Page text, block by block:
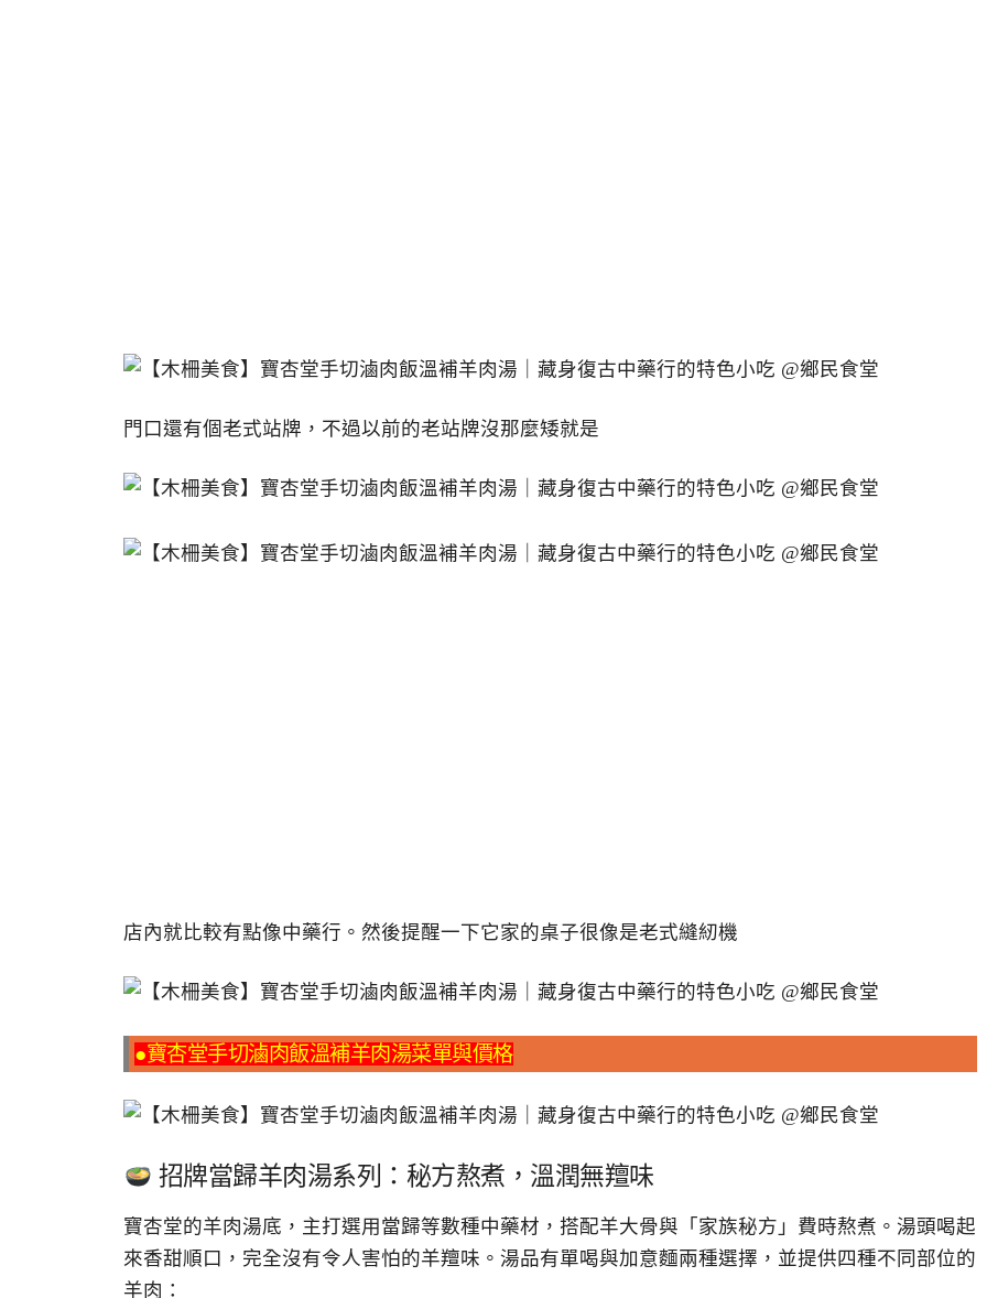
門口還有個老式站牌，不過以前的老站牌沒那麼矮就是
店內就比較有點像中藥行。然後提醒一下它家的桌子很像是老式縫紉機
●寶杏堂手切滷肉飯溫補羊肉湯菜單與價格
招牌當歸羊肉湯系列：秘方熬煮，溫潤無羶味
寶杏堂的羊肉湯底，主打選用當歸等數種中藥材，搭配羊大骨與「家族秘方」費時熬煮。湯頭喝起
來香甜順口，完全沒有令人害怕的羊羶味。湯品有單喝與加意麵兩種選擇，並提供四種不同部位的
羊肉：